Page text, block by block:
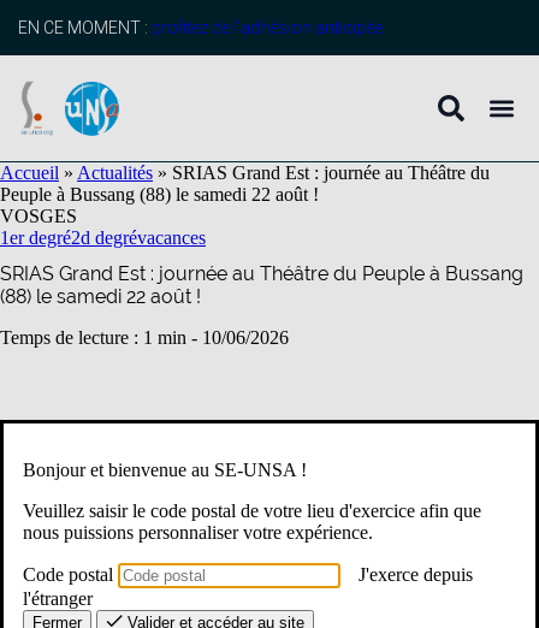
principal
EN CE MOMENT : profitez de l’adhésion anticipée
Accueil » Actualités » SRIAS Grand Est : journée au Théâtre du
Peuple à Bussang (88) le samedi 22 août !
VOSGES
1er degré2d degrévacances
SRIAS Grand Est : journée au Théâtre du Peuple à Bussang
(88) le samedi 22 août !
Temps de lecture : 1 min - 10/06/2026
Bonjour et bienvenue au SE-UNSA !
Veuillez saisir le code postal de votre lieu d'exercice afin que
nous puissions personnaliser votre expérience.
Code postal
J'exerce depuis
l'étranger
Fermer Valider et accéder au site